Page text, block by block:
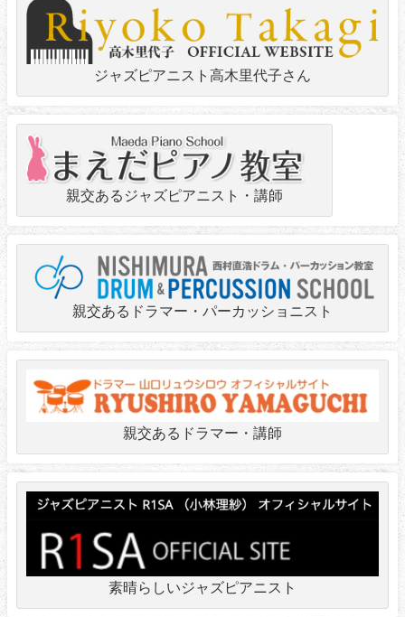
ジャズピアニスト高木里代子さん
親交あるジャズピアニスト・講師
親交あるドラマー・パーカッショニスト
親交あるドラマー・講師
素晴らしいジャズピアニスト